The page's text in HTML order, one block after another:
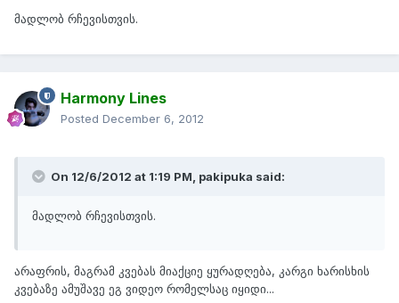
მადლობ რჩევისთვის.
Harmony Lines
Posted December 6, 2012
On 12/6/2012 at 1:19 PM, pakipuka said:
მადლობ რჩევისთვის.
არაფრის, მაგრამ კვებას მიაქციე ყურადღება, კარგი ხარისხის
კვებაზე ამუშავე ეგ ვიდეო რომელსაც იყიდი...